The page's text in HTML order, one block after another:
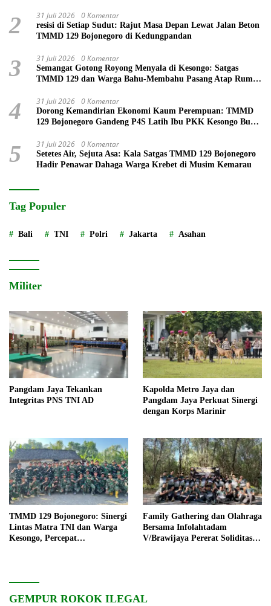
2 31 Juli 2026 0 Komentar
resisi di Setiap Sudut: Rajut Masa Depan Lewat Jalan Beton
TMMD 129 Bojonegoro di Kedungpandan
3 31 Juli 2026 0 Komentar
Semangat Gotong Royong Menyala di Kesongo: Satgas
TMMD 129 dan Warga Bahu-Membahu Pasang Atap Rumah
4 31 Juli 2026 0 Komentar
Dorong Kemandirian Ekonomi Kaum Perempuan: TMMD
129 Bojonegoro Gandeng P4S Latih Ibu PKK Kesongo Buat
5 31 Juli 2026 0 Komentar
Setetes Air, Sejuta Asa: Kala Satgas TMMD 129 Bojonegoro
Hadir Penawar Dahaga Warga Krebet di Musim Kemarau
Tag Populer
Bali TNI Polri Jakarta Asahan
Militer
Pangdam Jaya Tekankan
Integritas PNS TNI AD
Kapolda Metro Jaya dan
Pangdam Jaya Perkuat Sinergi
dengan Korps Marinir
TMMD 129 Bojonegoro: Sinergi
Lintas Matra TNI dan Warga
Kesongo, Percepat
Family Gathering dan Olahraga
Bersama Infolahtadam
V/Brawijaya Pererat Soliditas
GEMPUR ROKOK ILEGAL